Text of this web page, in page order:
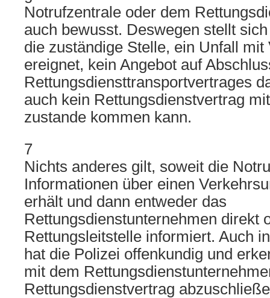
Notrufzentrale oder dem
auch bewusst. Deswegen stellt
die zuständige Stelle, ein Unfall mit
ereignet, kein Angebot auf
Rettungsdiensttransportvertrages
auch kein Rettungsdienstvertrag
zustande kommen kann.
7
Nichts anderes gilt, soweit die
Informationen über einen
erhält und dann entweder das
Rettungsdienstunternehmen direkt
Rettungsleitstelle informiert. Auch
hat die Polizei offenkundig und
mit dem
Rettungsdienstvertrag